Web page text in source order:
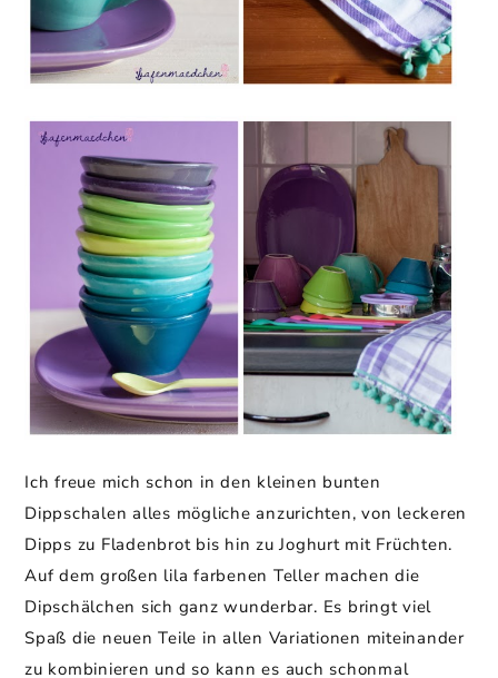
Ich freue mich schon in den kleinen bunten
Dippschalen alles mögliche anzurichten, von leckeren
Dipps zu Fladenbrot bis hin zu Joghurt mit Früchten.
Auf dem großen lila farbenen Teller machen die
Dipschälchen sich ganz wunderbar. Es bringt viel
Spaß die neuen Teile in allen Variationen miteinander
zu kombinieren und so kann es auch schonmal